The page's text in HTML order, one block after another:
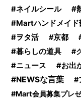
ネイルシール
Martハンドメイド
ヲタ活 京都
暮らしの道具
ニュース お出
NEWSな言葉
Mart会員募集プレ